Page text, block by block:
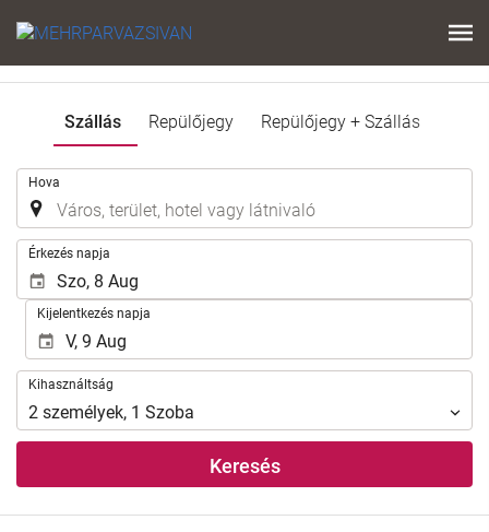
Szállás Repülőjegy Repülőjegy + Szállás
Hova
Érkezés napja
Kijelentkezés napja
Kihasználtság
Kihasználtság
2 személyek, 1 Szoba
Keresés